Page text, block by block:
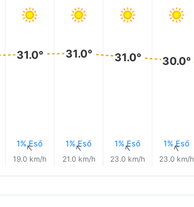
31.0°
1% Eső
↑
19.0 km/h
31.0°
1% Eső
↑
21.0 km/h
31.0°
1% Eső
↑
23.0 km/h
30.0°
1% Eső
↑
23.0 km/h